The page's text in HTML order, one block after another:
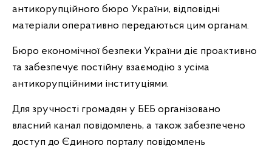
антикорупційного бюро України, відповідні
матеріали оперативно передаються цим органам.
Бюро економічної безпеки України діє проактивно
та забезпечує постійну взаємодію з усіма
антикорупційними інституціями.
Для зручності громадян у БЕБ організовано
власний канал повідомлень, а також забезпечено
доступ до Єдиного порталу повідомлень